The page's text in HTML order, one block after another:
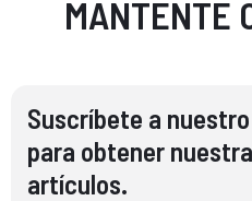
MANTENTE
Suscríbete a
para obtener
artículos.